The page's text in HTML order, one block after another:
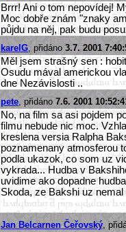
Brrr! Ani o tom nepovídej!
Moc dobře znám "znaky
půjdu na něj, pak budu
karelG, přidáno 3.7. 2001
Měl jsem strašný sen :
Osudu mával americkou
dne Nezávislosti ..
pete, přidáno 7.6. 2001
No, na film sa asi pojdem
filmu nebude nic moc.
kreslena versia Ralpha
poznamenany atmosferou
podla ukazok, co som uz
vykrada... Hudba v
uvidime ako dopadne
Skoda, ze Bakshi uz
Jan Belcarnen Čeřovský,